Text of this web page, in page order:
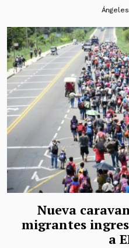
Nueva
migrantes
a